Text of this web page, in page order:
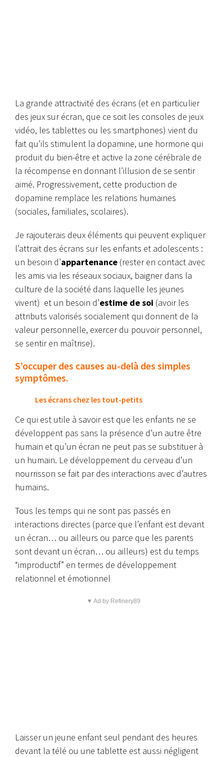
La grande attractivité des écrans (et en particulier
des jeux sur écran, que ce soit les consoles de jeux
vidéo, les tablettes ou les smartphones) vient du
fait qu’ils stimulent la dopamine, une hormone qui
produit du bien-être et active la zone cérébrale de
la récompense en donnant l’illusion de se sentir
aimé. Progressivement, cette production de
dopamine remplace les relations humaines
(sociales, familiales, scolaires).
Je rajouterais deux éléments qui peuvent expliquer
l’attrait des écrans sur les enfants et adolescents :
un besoin d’appartenance (rester en contact avec
les amis via les réseaux sociaux, baigner dans la
culture de la société dans laquelle les jeunes
vivent) et un besoin d’estime de soi (avoir les
attributs valorisés socialement qui donnent de la
valeur personnelle, exercer du pouvoir personnel,
se sentir en maîtrise).
S’occuper des causes au-delà des simples
symptômes.
Les écrans chez les tout-petits
Ce qui est utile à savoir est que les enfants ne se
développent pas sans la présence d’un autre être
humain et qu’un écran ne peut pas se substituer à
un humain. Le développement du cerveau d’un
nourrisson se fait par des interactions avec d’autres
humains.
Tous les temps qui ne sont pas passés en
interactions directes (parce que l’enfant est devant
un écran… ou ailleurs ou parce que les parents
sont devant un écran… ou ailleurs) est du temps
“improductif” en termes de développement
relationnel et émotionnel
▼ Ad by Refinery89
Laisser un jeune enfant seul pendant des heures
devant la télé ou une tablette est aussi négligent